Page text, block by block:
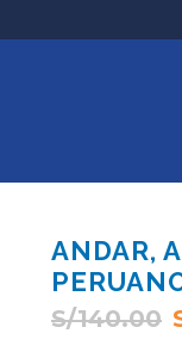
ANDAR,
S/140.00